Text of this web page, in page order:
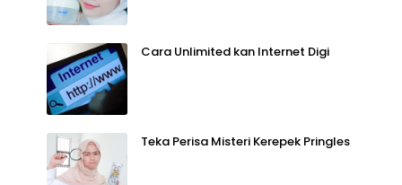
Cara Unlimited kan Internet Digi
Teka Perisa Misteri Kerepek Pringles